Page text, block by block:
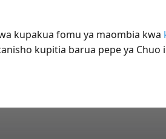
kupakua fomu ya maombia kwa
kupitia barua pepe ya